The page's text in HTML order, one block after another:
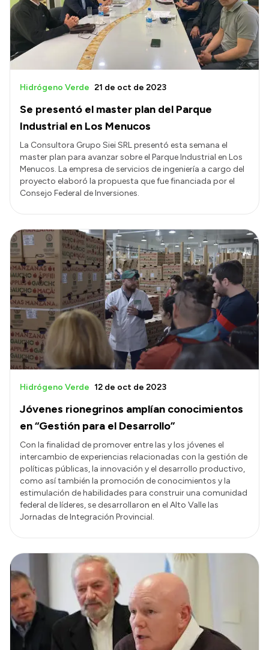
Se presentó el master plan del Parque
Industrial en Los Menucos
Hidrógeno Verde 21 de oct de 2023
La Consultora Grupo Siei SRL presentó esta semana el
master plan para avanzar sobre el Parque Industrial en Los
Menucos. La empresa de servicios de ingeniería a cargo del
proyecto elaboró la propuesta que fue financiada por el
Consejo Federal de Inversiones.
Jóvenes rionegrinos amplían conocimientos
en “Gestión para el Desarrollo”
Hidrógeno Verde 12 de oct de 2023
Con la finalidad de promover entre las y los jóvenes el
intercambio de experiencias relacionadas con la gestión de
políticas públicas, la innovación y el desarrollo productivo,
como así también la promoción de conocimientos y la
estimulación de habilidades para construir una comunidad
federal de líderes, se desarrollaron en el Alto Valle las
Jornadas de Integración Provincial.